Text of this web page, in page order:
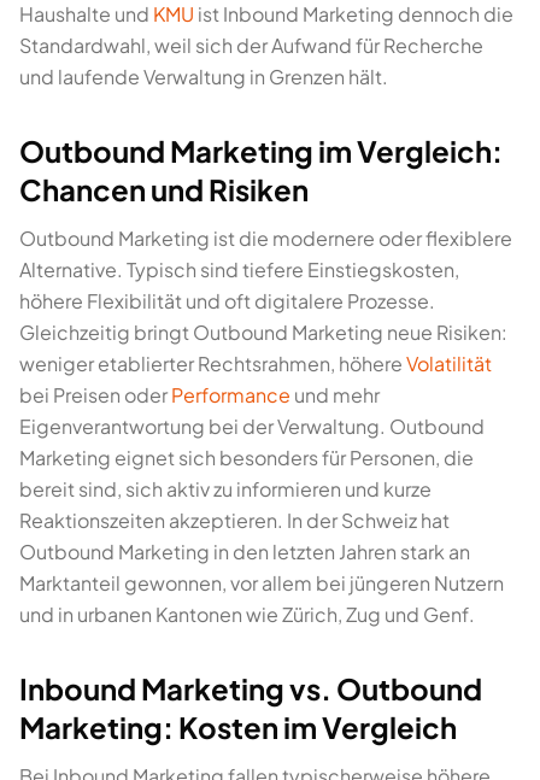
Haushalte und KMU ist Inbound Marketing dennoch die
Standardwahl, weil sich der Aufwand für Recherche
und laufende Verwaltung in Grenzen hält.
Outbound Marketing im Vergleich:
Chancen und Risiken
Outbound Marketing ist die modernere oder flexiblere
Alternative. Typisch sind tiefere Einstiegskosten,
höhere Flexibilität und oft digitalere Prozesse.
Gleichzeitig bringt Outbound Marketing neue Risiken:
weniger etablierter Rechtsrahmen, höhereVolatilität
bei Preisen oderPerformance und mehr
Eigenverantwortung bei der Verwaltung. Outbound
Marketing eignet sich besonders für Personen, die
bereit sind, sich aktiv zu informieren und kurze
Reaktionszeiten akzeptieren. In der Schweiz hat
Outbound Marketing in den letzten Jahren stark an
Marktanteil gewonnen, vor allem bei jüngeren Nutzern
und in urbanen Kantonen wie Zürich, Zug und Genf.
Inbound Marketing vs. Outbound
Marketing: Kosten im Vergleich